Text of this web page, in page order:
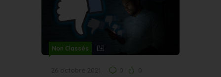
Non Classés
26 octobre 2021 0 0